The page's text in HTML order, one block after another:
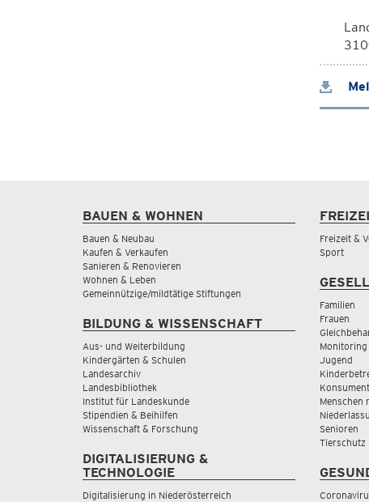
BAUEN & WOHNEN
Bauen & Neubau
Kaufen & Verkaufen
Sanieren & Renovieren
Wohnen & Leben
Gemeinnützige/mildtätige Stiftungen
BILDUNG & WISSENSCHAFT
Aus- und Weiterbildung
Kindergärten & Schulen
Landesarchiv
Landesbibliothek
Institut für Landeskunde
Stipendien & Beihilfen
Wissenschaft & Forschung
DIGITALISIERUNG &
TECHNOLOGIE
Digitalisierung in Niederösterreich
Freizeit &
Sport
Familien
Frauen
Monitoring
Jugend
Menschen
Senioren
Tierschutz